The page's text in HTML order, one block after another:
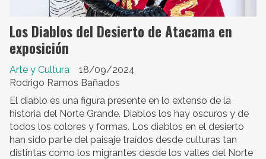
Los Diablos del Desierto de Atacama en
exposición
Rodrigo Ramos Bañados
Arte y Cultura 18/09/2024
El diablo es una figura presente en lo extenso de la
historia del Norte Grande. Diablos los hay oscuros y de
todos los colores y formas. Los diablos en el desierto
han sido parte del paisaje traídos desde culturas tan
distintas como los migrantes desde los valles del Norte